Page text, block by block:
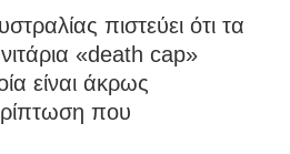
πιστεύει ότι τα
«death cap»
είναι άκρως
που